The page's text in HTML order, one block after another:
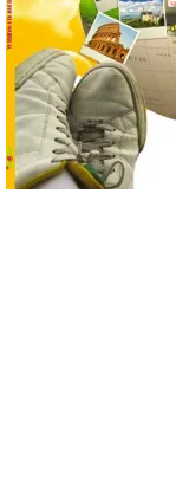
así
solar del 12 de
obstáculos. El
la […]